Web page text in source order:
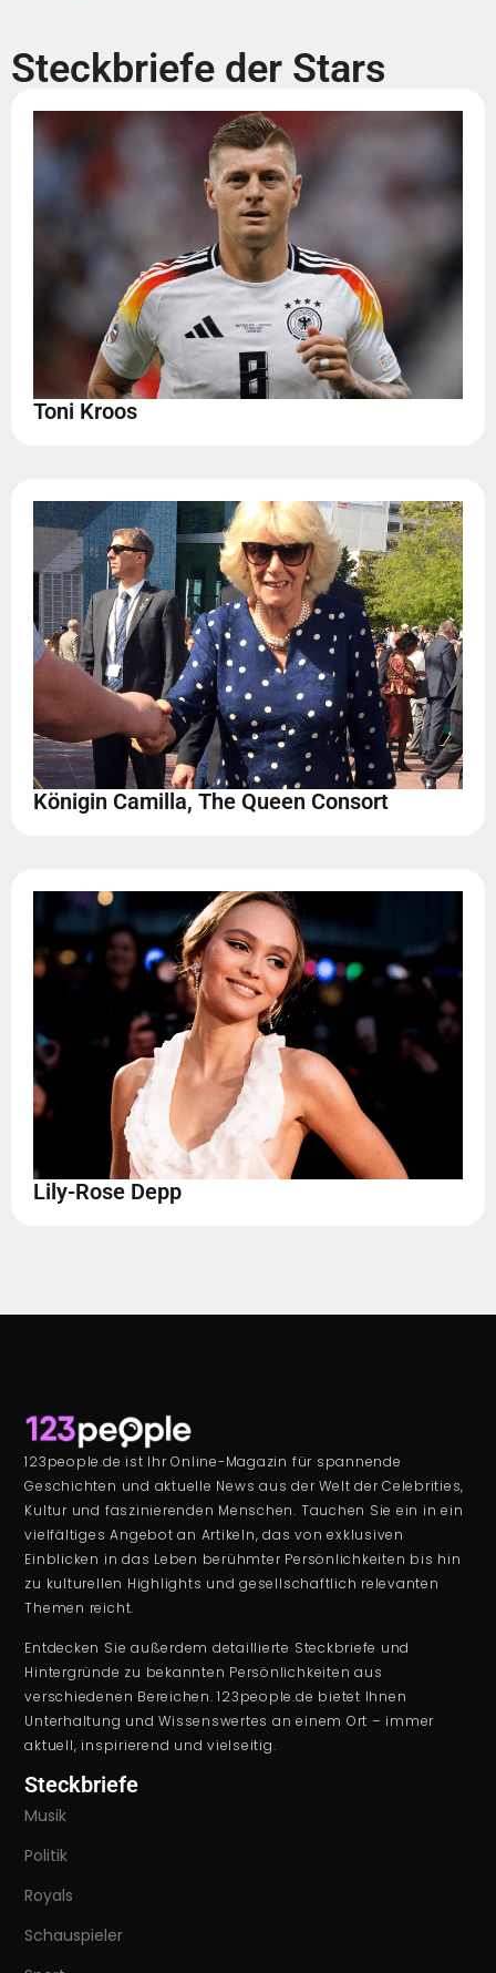
Steckbriefe der Stars
Toni Kroos
Königin Camilla, The Queen Consort
Lily-Rose Depp
123people.de ist Ihr Online-Magazin für spannende
Geschichten und aktuelle News aus der Welt der Celebrities,
Kultur und faszinierenden Menschen. Tauchen Sie ein in ein
vielfältiges Angebot an Artikeln, das von exklusiven
Einblicken in das Leben berühmter Persönlichkeiten bis hin
zu kulturellen Highlights und gesellschaftlich relevanten
Themen reicht.
Entdecken Sie außerdem detaillierte Steckbriefe und
Hintergründe zu bekannten Persönlichkeiten aus
verschiedenen Bereichen. 123people.de bietet Ihnen
Unterhaltung und Wissenswertes an einem Ort – immer
aktuell, inspirierend und vielseitig.
Steckbriefe
Musik
Politik
Royals
Schauspieler